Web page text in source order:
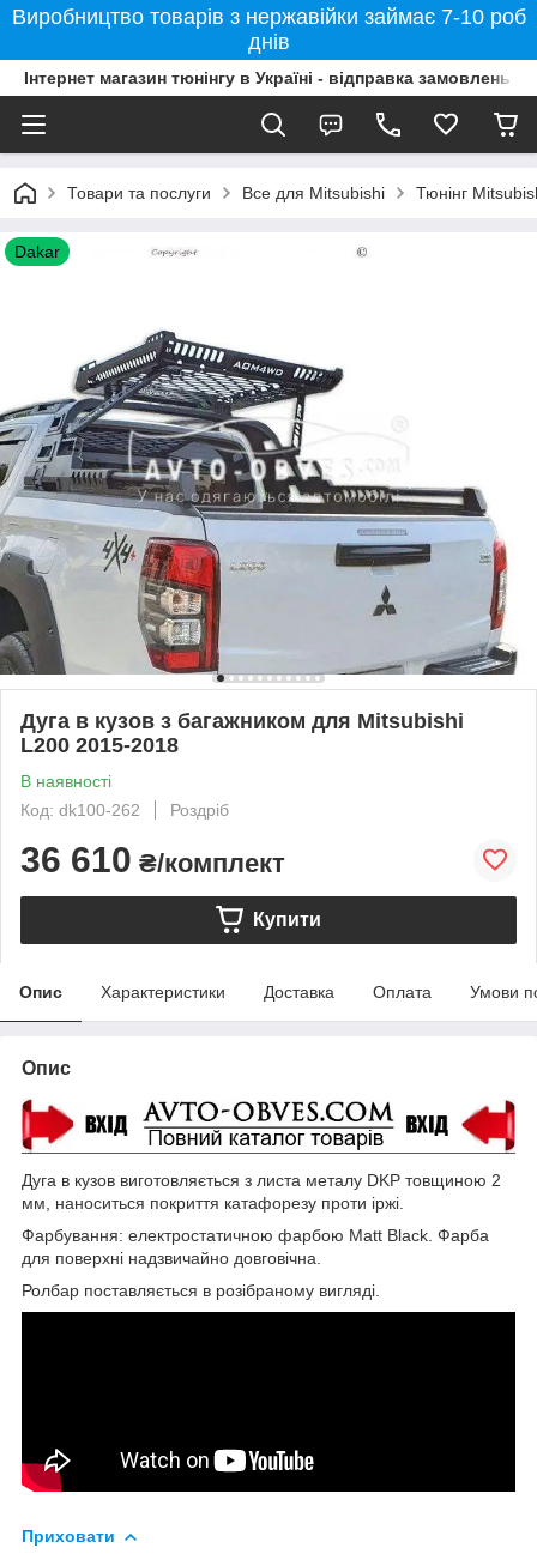
Виробництво товарів з нержавійки займає 7-10 роб
днів
Інтернет магазин тюнінгу в Україні - відправка замовлень
Товари та послуги Все для Mitsubishi Тюнінг
Dakar
Дуга в кузов з багажником для Mitsubishi
L200 2015-2018
В наявності
Код: dk100-262
Роздріб
36 610 ₴/комплект
Купити
Опис Характеристики Доставка Оплата Умови
Опис
Дуга в кузов виготовляється з листа металу DKP товщиною 2
мм, наноситься покриття катафорезу проти іржі.
Фарбування: електростатичною фарбою Matt Black. Фарба
для поверхні надзвичайно довговічна.
Ролбар поставляється в розібраному вигляді.
Приховати